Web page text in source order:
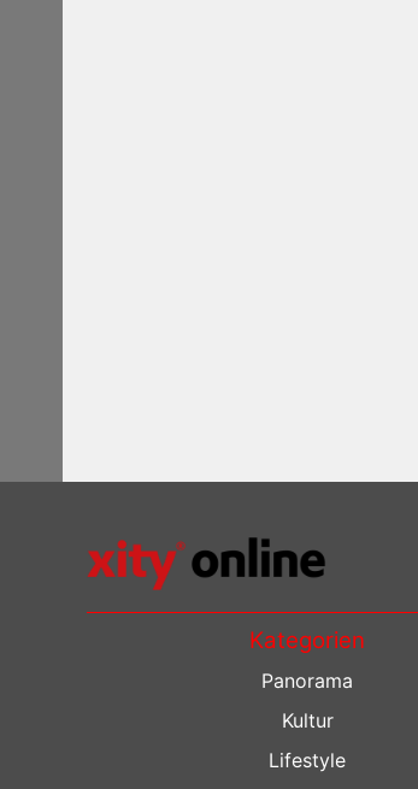
Kategorien
Panorama
Kultur
Lifestyle